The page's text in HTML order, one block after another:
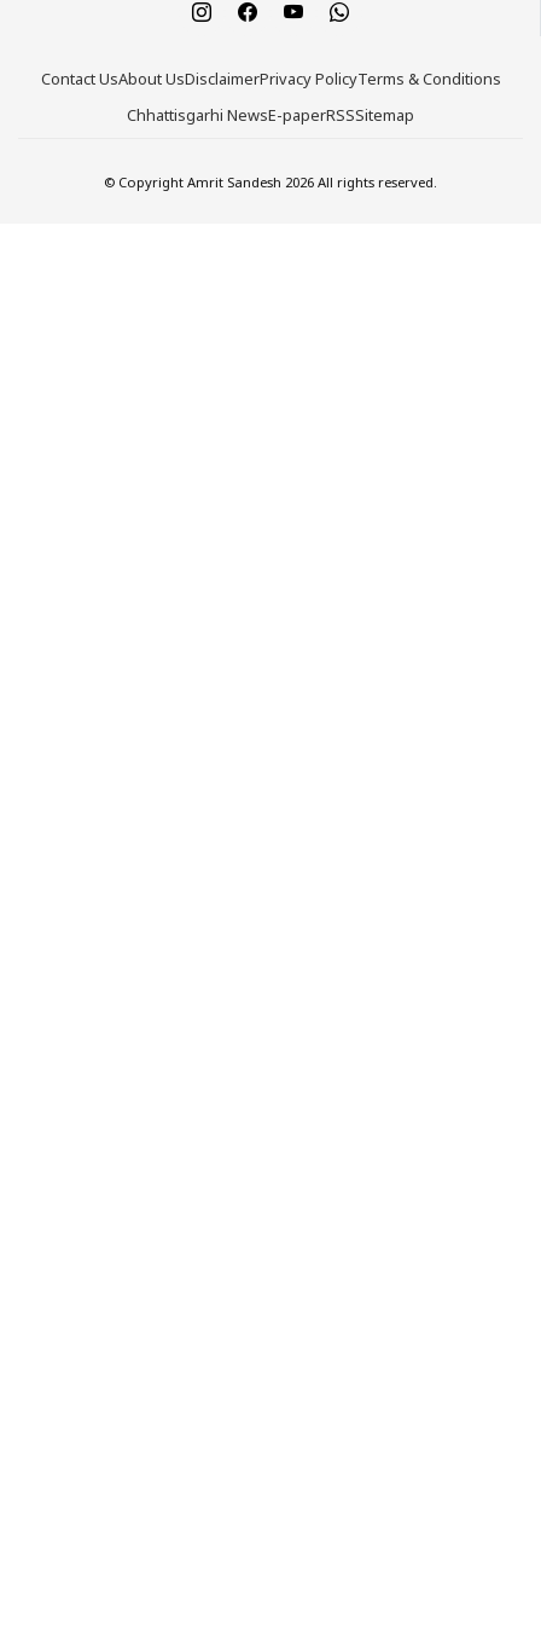
Contact UsAbout UsDisclaimerPrivacy PolicyTerms & Conditions
Chhattisgarhi NewsE-paperRSSSitemap
© Copyright Amrit Sandesh 2026 All rights reserved.